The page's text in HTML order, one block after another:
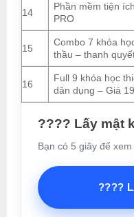
14
Phần mềm tiện
PRO
15
Combo 7 khóa
thầu – thanh
16
Full 9 khóa học
dân dụng – Giá
???? Lấy mật
Bạn có 5 giây để
????